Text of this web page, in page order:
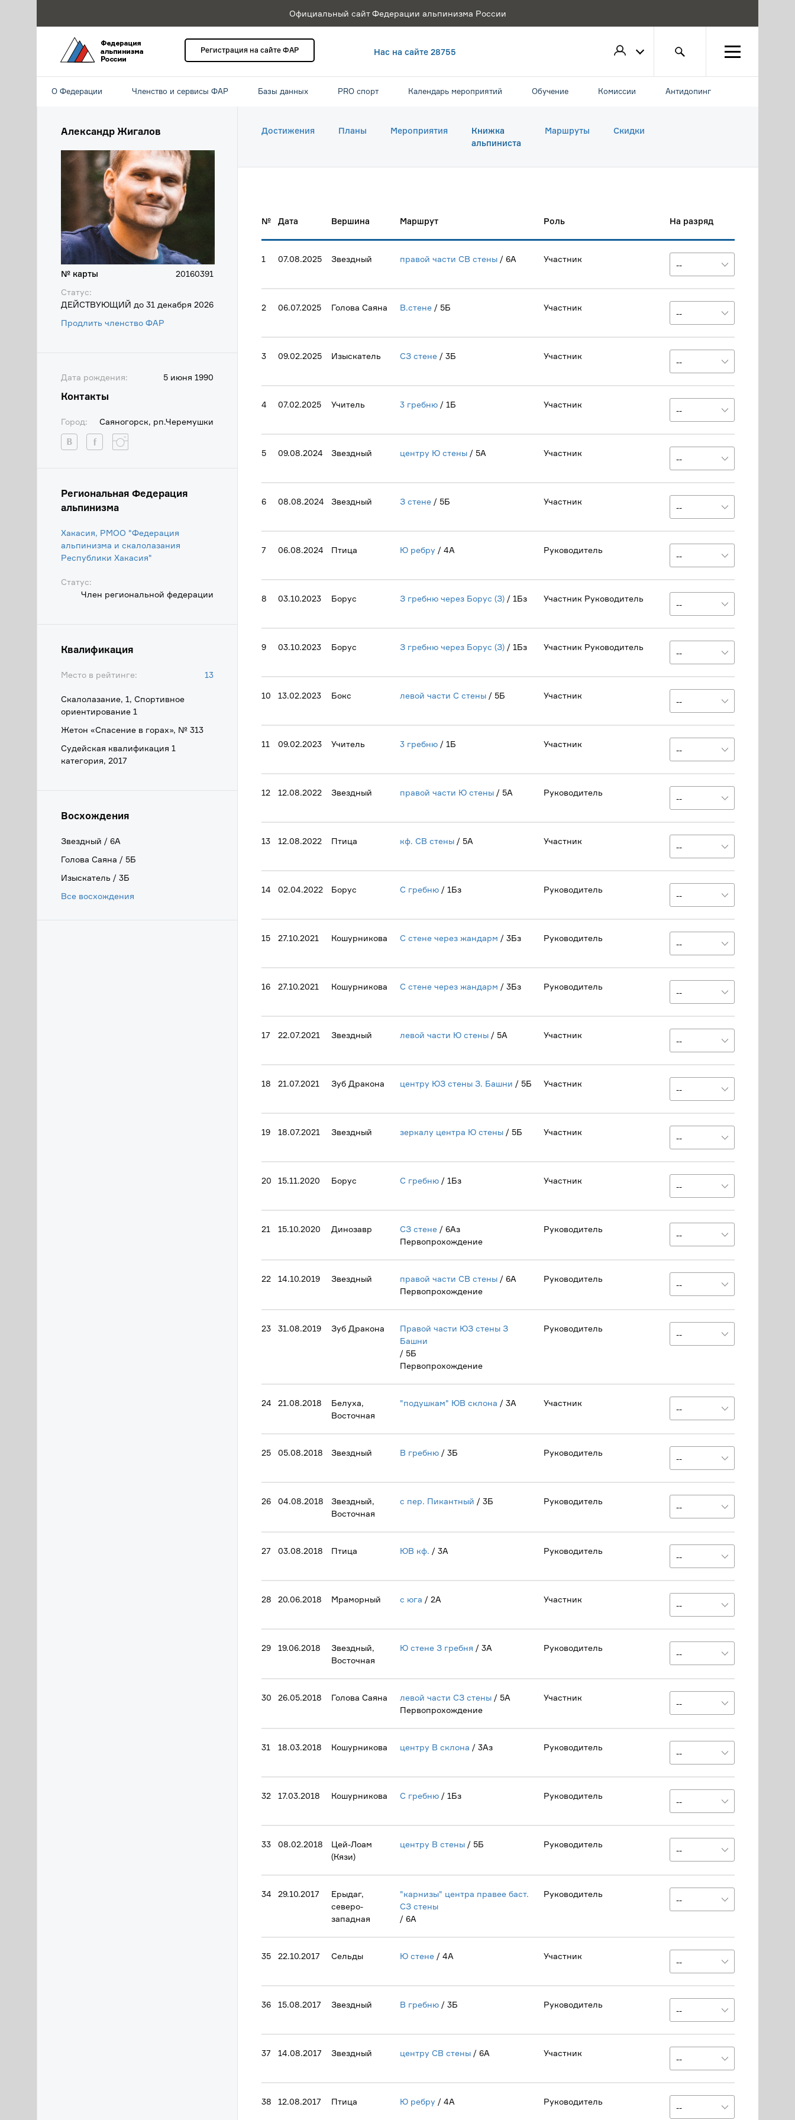
Официальный сайт Федерации альпинизма России
Регистрация на сайте ФАР Нас на сайте 28755
О Федерации Членство и сервисы ФАР Базы данных PRO спорт Календарь мероприятий Обучение Комиссии Антидопинг
Александр Жигалов
№ карты
20160391
Статус:
ДЕЙСТВУЮЩИЙ до 31 декабря 2026
Продлить членство ФАР
Дата рождения: 5 июня 1990
Контакты
Город: Саяногорск, рп.Черемушки
Региональная Федерация
альпинизма
Хакасия, РМОО "Федерация
альпинизма и скалолазания
Республики Хакасия"
Статус:
Член региональной федерации
Квалификация
Место в рейтинге: 13
Скалолазание, 1, Спортивное
ориентирование 1
Жетон «Спасение в горах», № 313
Судейская квалификация 1
категория, 2017
Восхождения
Звездный / 6А
Голова Саяна / 5Б
Изыскатель / 3Б
Все восхождения
Достижения Планы Мероприятия
Книжка
альпиниста
Маршруты Скидки
№ Дата Вершина Маршрут Роль На разряд
1 07.08.2025 Звездный правой части СВ стены / 6А Участник
2 06.07.2025 Голова Саяна В.стене / 5Б Участник
3 09.02.2025 Изыскатель СЗ стене / 3Б Участник
4 07.02.2025 Учитель 3 гребню / 1Б Участник
5 09.08.2024 Звездный центру Ю стены / 5А Участник
6 08.08.2024 Звездный З стене / 5Б Участник
7 06.08.2024 Птица Ю ребру / 4А Руководитель
8 03.10.2023 Борус З гребню через Борус (З) / 1Бз Участник Руководитель
9 03.10.2023 Борус З гребню через Борус (З) / 1Бз Участник Руководитель
10 13.02.2023 Бокс левой части С стены / 5Б Участник
11 09.02.2023 Учитель 3 гребню / 1Б Участник
12 12.08.2022 Звездный правой части Ю стены / 5А Руководитель
13 12.08.2022 Птица кф. СВ стены / 5А Участник
14 02.04.2022 Борус С гребню / 1Бз Руководитель
15 27.10.2021 Кошурникова С стене через жандарм / 3Бз Руководитель
16 27.10.2021 Кошурникова С стене через жандарм / 3Бз Руководитель
17 22.07.2021 Звездный левой части Ю стены / 5А Участник
18 21.07.2021 Зуб Дракона центру ЮЗ стены З. Башни / 5Б Участник
19 18.07.2021 Звездный зеркалу центра Ю стены / 5Б Участник
20 15.11.2020 Борус С гребню / 1Бз Участник
21 15.10.2020 Динозавр СЗ стене / 6Аз
Первопрохождение
Руководитель
22 14.10.2019 Звездный правой части СВ стены / 6А
Первопрохождение
Руководитель
23 31.08.2019 Зуб Дракона
Правой части ЮЗ стены З
Башни
/ 5Б
Первопрохождение
Руководитель
24 21.08.2018
Белуха,
Восточная
"подушкам" ЮВ склона / 3А Участник
25 05.08.2018 Звездный В гребню / 3Б Руководитель
26 04.08.2018
Звездный,
Восточная
с пер. Пикантный / 3Б Руководитель
27 03.08.2018 Птица ЮВ кф. / 3А Руководитель
28 20.06.2018 Мраморный с юга / 2А Участник
29 19.06.2018
Звездный,
Восточная
Ю стене З гребня / 3А Руководитель
30 26.05.2018 Голова Саяна левой части СЗ стены / 5А
Первопрохождение
Участник
31 18.03.2018 Кошурникова центру В склона / 3Аз Руководитель
32 17.03.2018 Кошурникова С гребню / 1Бз Руководитель
33 08.02.2018
Цей-Лоам
(Кязи)
центру В стены / 5Б Руководитель
34 29.10.2017
Ерыдаг,
северо-
западная
"карнизы" центра правее баст.
СЗ стены
/ 6А
Руководитель
35 22.10.2017 Сельды Ю стене / 4А Участник
36 15.08.2017 Звездный В гребню / 3Б Руководитель
37 14.08.2017 Звездный центру СВ стены / 6А Участник
38 12.08.2017 Птица Ю ребру / 4А Руководитель